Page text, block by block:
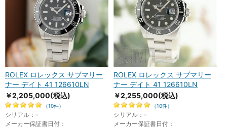
ROLEX ロレックス サブマリー
ナー デイト 41 126610LN
￥2,205,000(税込)
（10件）
シリアル：-
メーカー保証書日付：
ROLEX ロレックス サブマリー
ナー デイト 41 126610LN
￥2,255,000(税込)
（10件）
シリアル：-
メーカー保証書日付：